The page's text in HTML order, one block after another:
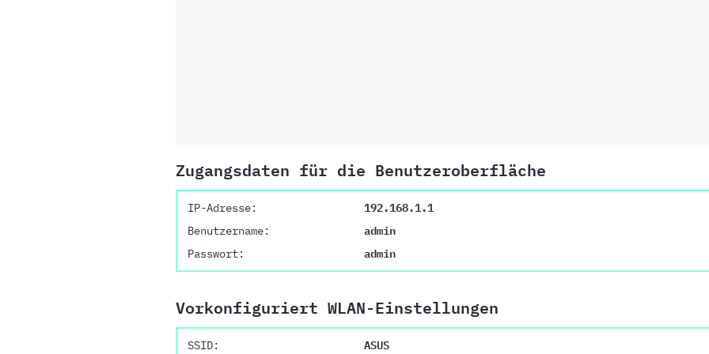
Zugangsdaten für die Benutzeroberfläche
IP-Adresse:
192.168.1.1
Benutzername:
admin
Passwort:
admin
Vorkonfiguriert WLAN-Einstellungen
SSID: ASUS